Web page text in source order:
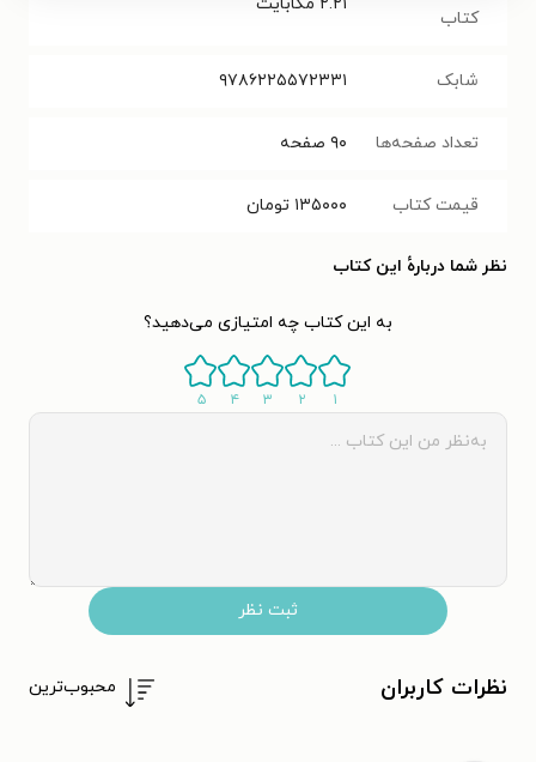
کتاب
شابک ۹۷۸۶۲۲۵۵۷۲۳۳۱
تعداد صفحه‌ها ۹۰ صفحه
قیمت کتاب ۱۳۵۰۰۰ تومان
نظر شما دربارهٔ این کتاب
به این کتاب چه امتیازی می‌دهید؟
۱ ۲ ۳ ۴ ۵
ثبت نظر
نظرات کاربران محبوب‌ترین